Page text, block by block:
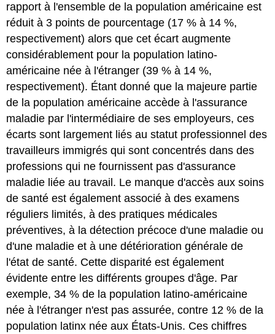
rapport à l'ensemble de la population américaine est
réduit à 3 points de pourcentage (17 % à 14 %,
respectivement) alors que cet écart augmente
considérablement pour la population latino-
américaine née à l'étranger (39 % à 14 %,
respectivement). Étant donné que la majeure partie
de la population américaine accède à l'assurance
maladie par l'intermédiaire de ses employeurs, ces
écarts sont largement liés au statut professionnel des
travailleurs immigrés qui sont concentrés dans des
professions qui ne fournissent pas d'assurance
maladie liée au travail. Le manque d'accès aux soins
de santé est également associé à des examens
réguliers limités, à des pratiques médicales
préventives, à la détection précoce d'une maladie ou
d'une maladie et à une détérioration générale de
l'état de santé. Cette disparité est également
évidente entre les différents groupes d'âge. Par
exemple, 34 % de la population latino-américaine
née à l'étranger n'est pas assurée, contre 12 % de la
population latinx née aux États-Unis. Ces chiffres